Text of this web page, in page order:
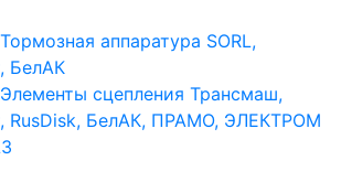
аппаратура SORL,
БелАК
сцепления Трансмаш,
RusDisk, БелАК, ПРАМО, ЭЛЕКТРОМ